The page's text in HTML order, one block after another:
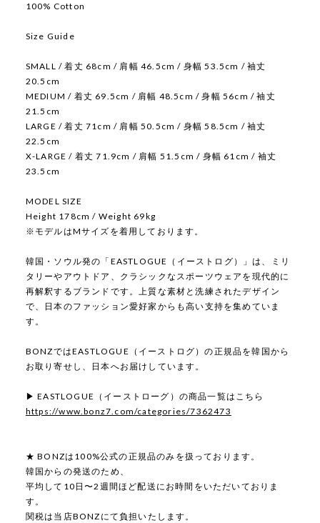
100% Cotton
Size Guide
SMALL / 着丈 68cm / 肩幅 46.5cm / 身幅 53.5cm / 袖丈
20.5cm
MEDIUM / 着丈 69.5cm / 肩幅 48.5cm / 身幅 56cm / 袖丈
21.5cm
LARGE / 着丈 71cm / 肩幅 50.5cm / 身幅 58.5cm / 袖丈
22.5cm
X-LARGE / 着丈 71.9cm / 肩幅 51.5cm / 身幅 61cm / 袖丈
23.5cm
MODEL SIZE
Height 178cm / Weight 69kg
※モデルはMサイズを着用しております。
韓国・ソウル発の「EASTLOGUE（イーストログ）」は、ミリ
タリーやアウトドア、クラシックなスポーツウェアを現代的に
再解釈するブランドです。上質な素材と洗練されたデザイン
で、日本のファッション愛好家からも高い支持を集めていま
す。
BONZではEASTLOGUE（イーストログ）の正規品を韓国から
お取り寄せし、日本へお届けしています。
▶ EASTLOGUE（イーストローグ）の商品一覧はこちら
https://www.bonz7.com/categories/7362473
★ BONZは100%公式の正規品のみを扱っております。
韓国からの発送のため、
平均して10日〜2週間ほど配送にお時間をいただいておりま
す。
関税は当店BONZにて負担いたします。